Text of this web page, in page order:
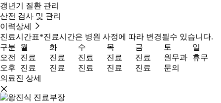
갱년기 질환 관리
산전 검사 및 관리
이력상세
진료시간표*진료시간은 병원 사정에 따라 변경될수 있습니다.
구분
월 화 수 목 금 토
일
오전
진료 진료 진료 진료 진료
원무과
문의
휴무
오후
진료 진료 진료 진료
진료
의료진 상세